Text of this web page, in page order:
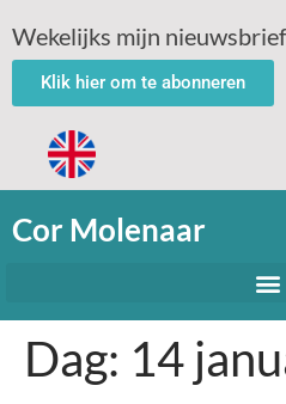
Wekelijks mijn
Klik hier om te abonneren
Cor Molenaar
Dag: 14